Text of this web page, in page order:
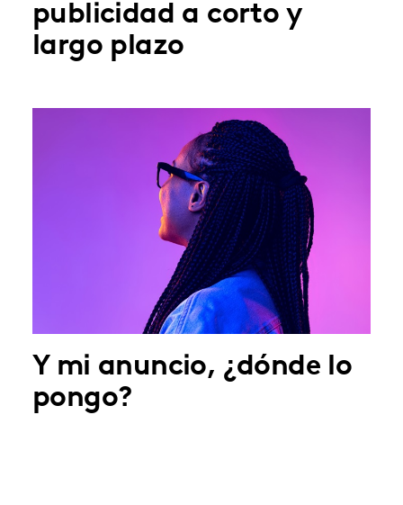
publicidad a corto y
largo plazo
Y mi anuncio, ¿dónde lo
pongo?